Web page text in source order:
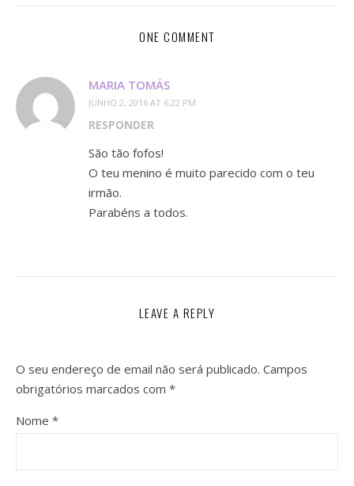
ONE COMMENT
MARIA TOMÁS
JUNHO 2, 2016 AT 6:22 PM
RESPONDER
São tão fofos!
O teu menino é muito parecido com o teu
irmão.
Parabéns a todos.
LEAVE A REPLY
O seu endereço de email não será publicado. Campos
obrigatórios marcados com *
Nome *